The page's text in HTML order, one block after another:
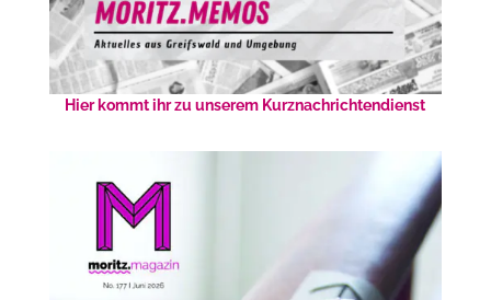
Hier kommt ihr zu unserem Kurznachrichtendienst